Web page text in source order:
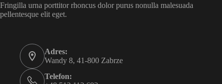
Fringilla urna porttitor rhoncus dolor purus nonulla malesuada
pellentesque elit eget.
Adres:
Wandy 8, 41-800 Zabrze
Telefon: